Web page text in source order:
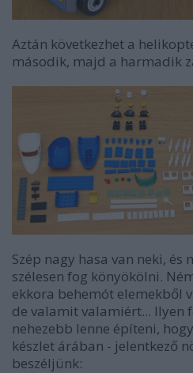
Aztán következhet a
második, majd a harmadik
Szép nagy hasa van neki,
szélesen fog könyökölni.
ekkora behemót elemekből
de valamit valamiért... Ilyen
nehezebb lenne építeni,
készlet árában - jelentkező
beszéljünk: